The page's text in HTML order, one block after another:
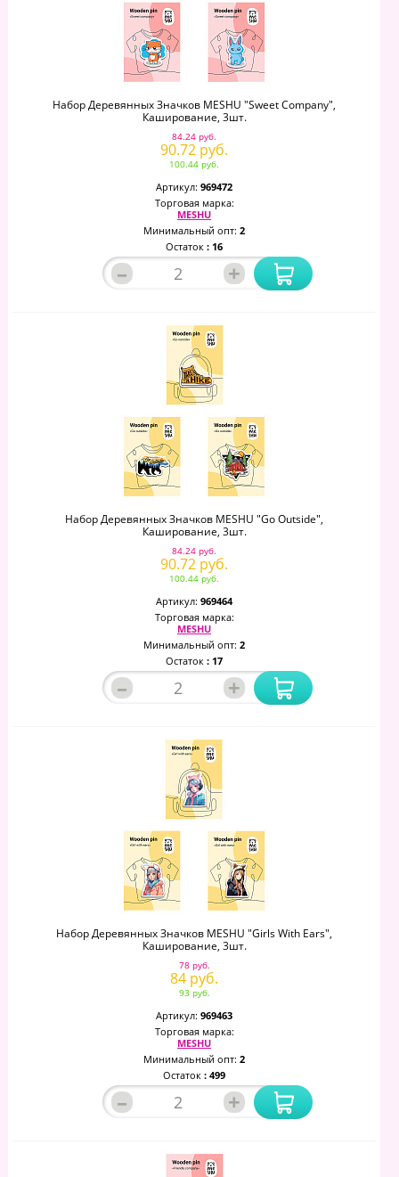
Набор Деревянных Значков MESHU "Sweet Company",
Каширование, 3шт.
84.24 руб.
90.72 руб.
100.44 руб.
Артикул: 969472
Торговая марка:
MESHU
Минимальный опт: 2
Остаток : 16
– +
Набор Деревянных Значков MESHU "Go Outside",
Каширование, 3шт.
84.24 руб.
90.72 руб.
100.44 руб.
Артикул: 969464
Торговая марка:
MESHU
Минимальный опт: 2
Остаток : 17
– +
Набор Деревянных Значков MESHU "Girls With Ears",
Каширование, 3шт.
78 руб.
84 руб.
93 руб.
Артикул: 969463
Торговая марка:
MESHU
Минимальный опт: 2
Остаток : 499
– +